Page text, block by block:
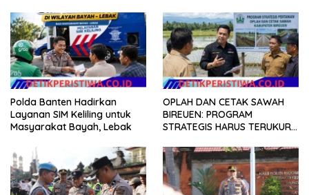
Laporkan Gangguan ke 110
Berorientasi pada
Kepentingan Masyarakat
Polda Banten Hadirkan
Layanan SIM Keliling untuk
Masyarakat Bayah, Lebak
OPLAH DAN CETAK SAWAH
BIREUEN: PROGRAM
STRATEGIS HARUS TERUKUR,
KETERBUKAAN DATA